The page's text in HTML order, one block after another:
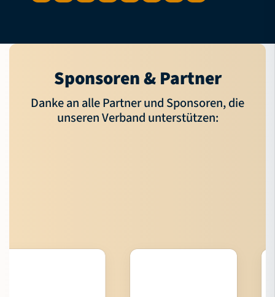
Sponsoren & Partner
Danke an alle Partner und Sponsoren, die
unseren Verband unterstützen: